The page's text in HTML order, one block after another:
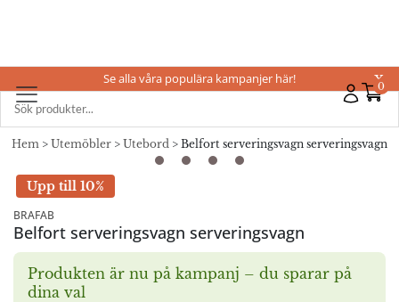
0
Se alla våra populära kampanjer här! X
Hem > Utemöbler > Utebord > Belfort serveringsvagn serveringsvagn
Upp till 10%
BRAFAB
Belfort serveringsvagn serveringsvagn
Produkten är nu på kampanj – du sparar på
dina val